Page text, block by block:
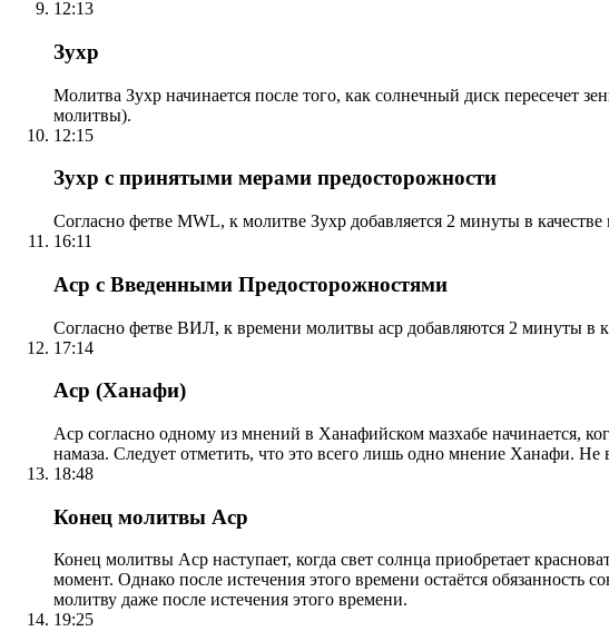
12:13
Зухр
Молитва Зухр начинается после того, как солнечный диск пересечет
молитвы).
12:15
Зухр с принятыми мерами предосторожности
Согласно фетве MWL, к молитве Зухр добавляется 2 минуты в
16:11
Аср с Введенными Предосторожностями
Согласно фетве ВИЛ, к времени молитвы аср добавляются 2 минуты в
17:14
Аср (Ханафи)
Аср согласно одному из мнений в Ханафийском мазхабе начинается,
намаза. Следует отметить, что это всего лишь одно мнение Ханафи.
18:48
Конец молитвы Аср
Конец молитвы Аср наступает, когда свет солнца приобретает
момент. Однако после истечения этого времени остаётся
молитву даже после истечения этого времени.
19:25